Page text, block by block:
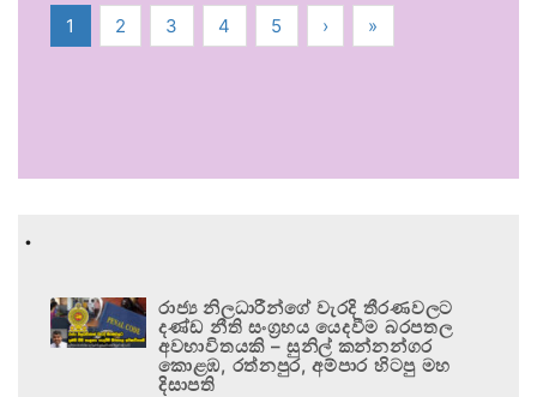
1 2 3 4 5 › »
.
රාජ්‍ය නිලධාරීන්ගේ වැරදි තීරණවලට
දණ්ඩ නීති සංග්‍රහය යෙදවීම බරපතල
අවභාවිතයකි – සුනිල් කන්නන්ගර
කොළඹ, රත්නපුර, අම්පාර හිටපු මහ
දිසාපති